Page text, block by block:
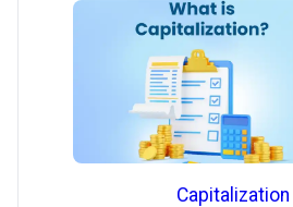
Capitalization